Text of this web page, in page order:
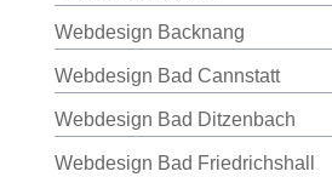
Webdesign Backnang
Webdesign Bad Cannstatt
Webdesign Bad Ditzenbach
Webdesign Bad Friedrichshall